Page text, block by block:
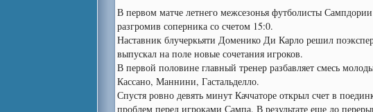
В первом матче летнего межсезонья футболисты
разгромив соперника со счетом 15:0.
Наставник блучеркьяти Доменико Ди Карло решил
выпускал на поле новые сочетания игроков.
В первой половине главный тренер разбавляет смесь
Кассано, Маннини, Гастальделло.
Спустя ровно девять минут Каччаторе открыл счет в
проблем перед игроками Сампа. В результате еще до